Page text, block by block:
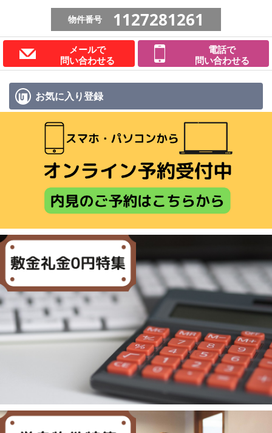
物件番号 1127281261
メールで
問い合わせる
電話で
問い合わせる
お気に入り登録